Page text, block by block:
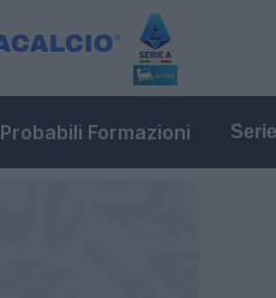
Probabili Formazioni